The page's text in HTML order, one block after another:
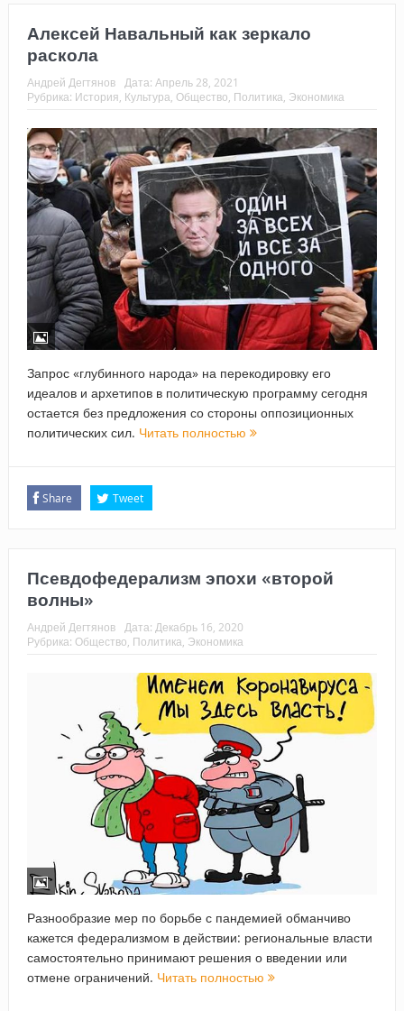
Алексей Навальный как зеркало
раскола
Андрей Дегтянов Дата: Апрель 28, 2021
Рубрика: История, Культура, Общество, Политика, Экономика
Запрос «глубинного народа» на перекодировку его
идеалов и архетипов в политическую программу сегодня
остается без предложения со стороны оппозиционных
политических сил. Читать полностью
Share Tweet
Псевдофедерализм эпохи «второй
волны»
Андрей Дегтянов Дата: Декабрь 16, 2020
Рубрика: Общество, Политика, Экономика
Разнообразие мер по борьбе с пандемией обманчиво
кажется федерализмом в действии: региональные власти
самостоятельно принимают решения о введении или
отмене ограничений. Читать полностью